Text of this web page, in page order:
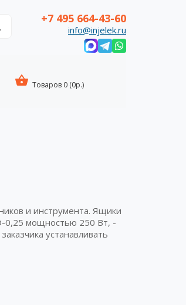
+7 495 664-43-60
info@injelek.ru
Товаров 0 (0р.)
и инструмента. Ящики
0,25 мощностью 250 Вт, -
устанавливать